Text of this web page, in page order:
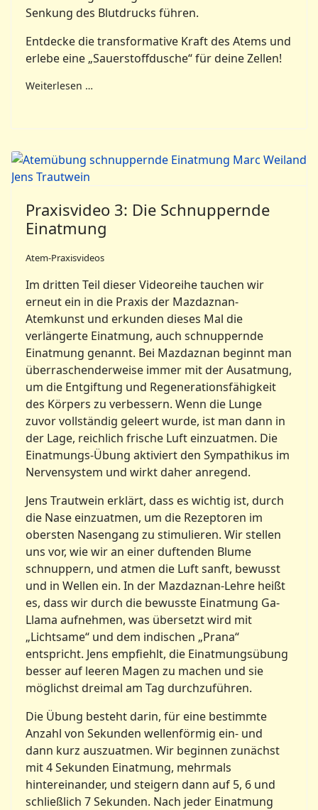
Senkung des Blutdrucks führen.
Entdecke die transformative Kraft des Atems und
erlebe eine „Sauerstoffdusche“ für deine Zellen!
Weiterlesen …
Praxisvideo 3: Die Schnuppernde
Einatmung
Atem-Praxisvideos
Im dritten Teil dieser Videoreihe tauchen wir
erneut ein in die Praxis der Mazdaznan-
Atemkunst und erkunden dieses Mal die
verlängerte Einatmung, auch schnuppernde
Einatmung genannt. Bei Mazdaznan beginnt man
überraschenderweise immer mit der Ausatmung,
um die Entgiftung und Regenerationsfähigkeit
des Körpers zu verbessern. Wenn die Lunge
zuvor vollständig geleert wurde, ist man dann in
der Lage, reichlich frische Luft einzuatmen. Die
Einatmungs-Übung aktiviert den Sympathikus im
Nervensystem und wirkt daher anregend.
Jens Trautwein erklärt, dass es wichtig ist, durch
die Nase einzuatmen, um die Rezeptoren im
obersten Nasengang zu stimulieren. Wir stellen
uns vor, wie wir an einer duftenden Blume
schnuppern, und atmen die Luft sanft, bewusst
und in Wellen ein. In der Mazdaznan-Lehre heißt
es, dass wir durch die bewusste Einatmung Ga-
Llama aufnehmen, was übersetzt wird mit
„Lichtsame“ und dem indischen „Prana“
entspricht. Jens empfiehlt, die Einatmungsübung
besser auf leeren Magen zu machen und sie
möglichst dreimal am Tag durchzuführen.
Die Übung besteht darin, für eine bestimmte
Anzahl von Sekunden wellenförmig ein- und
dann kurz auszuatmen. Wir beginnen zunächst
mit 4 Sekunden Einatmung, mehrmals
hintereinander, und steigern dann auf 5, 6 und
schließlich 7 Sekunden. Nach jeder Einatmung